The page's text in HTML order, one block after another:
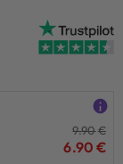
9.90€
6.90 €